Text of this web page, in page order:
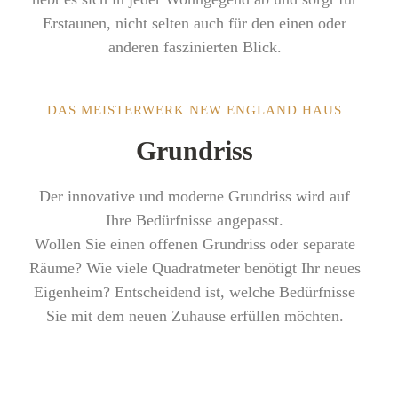
Erstaunen, nicht selten auch für den einen oder
anderen faszinierten Blick.
DAS MEISTERWERK NEW ENGLAND HAUS
Grundriss
Der innovative und moderne Grundriss wird auf
Ihre Bedürfnisse angepasst.
Wollen Sie einen offenen Grundriss oder separate
Räume? Wie viele Quadratmeter benötigt Ihr neues
Eigenheim? Entscheidend ist, welche Bedürfnisse
Sie mit dem neuen Zuhause erfüllen möchten.